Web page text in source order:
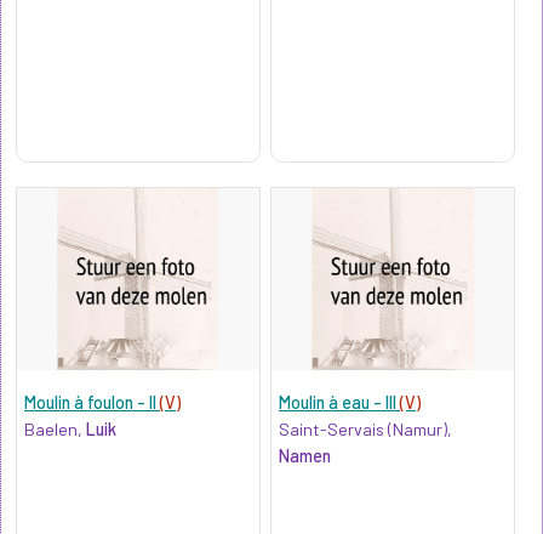
Moulin à foulon - II(V)
Baelen, Luik
Moulin à eau - III(V)
Saint-Servais (Namur),
Namen